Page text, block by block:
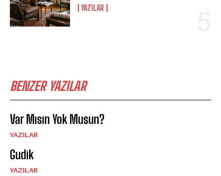
YAZILAR
BENZER YAZILAR
Var Mısın Yok Musun?
YAZILAR
Gudik
YAZILAR